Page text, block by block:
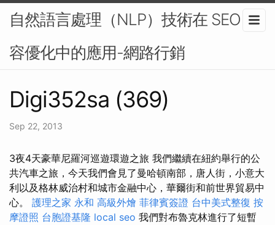
自然語言處理（NLP）技術在 SEO 內
容優化中的應用-網路行銷
Digi352sa (369)
Sep 22, 2013
3夜4天豪華尼羅河巡遊環遊之旅 我們繼續在紐約舉行的公
共汽車之旅，今天我們會見了曼哈頓南部，唐人街，小意大
利以及格林威治村和城市金融中心，華爾街和前世界貿易中
心。 護理之家 永和 高級外燴 菲律賓簽證 台中美式整復 按
摩證照 台胞證基隆 local seo 我們對布魯克林進行了短暫